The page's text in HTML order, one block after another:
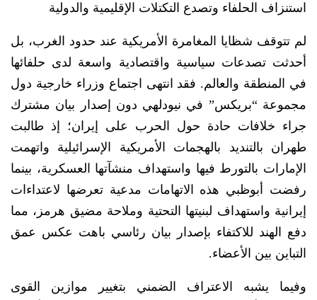
استنزاف الحلفاء وتصدع التكتلات الإقليمية والدولية
لم تتوقف شظايا المغامرة الأمريكية عند حدود الغرب، بل
أحدثت تصدعات سياسية واقتصادية واسعة لدى حلفائها
في المنطقة والعالم. فقد انتهى اجتماع وزراء خارجية دول
مجموعة “بريكس” في نيودلهي دون إصدار بيان مشترك
جراء خلافات حادة حول الحرب على إيران؛ إذ طالبت
طهران بالتنديد بالهجمات الأمريكية الإسرائيلية واتهمت
الإمارات بالتورط فيها واستهداف منشآتها العسكرية، بينما
رفضت أبوظبي هذه الاتهامات مدعية تعرضها لاعتداءات
إيرانية واستهداف لبنيتها التحتية وملاحة مضيق هرمز، مما
دفع الهند للاكتفاء بإصدار بيان رئاسي باهت عكس عمق
التباين بين الأعضاء.
وفيما يشبه الاعتراف الضمني بتغيير موازين القوى